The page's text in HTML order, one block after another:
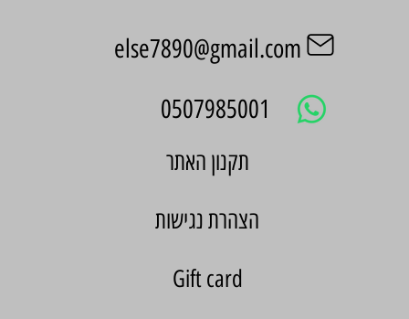
else7890@gmail.com
0507985001
הצהרת נגישות
Gift card